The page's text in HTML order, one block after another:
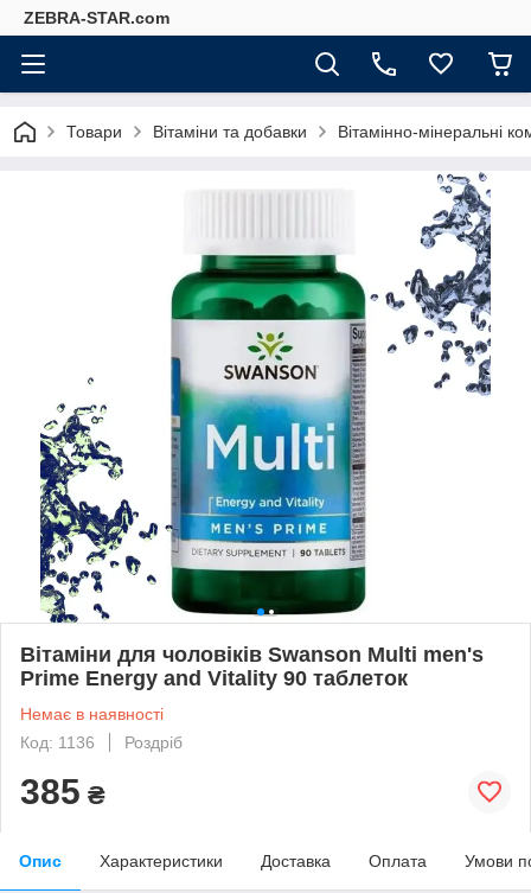
ZEBRA-STAR.com
Товари Вітаміни та добавки Вітамінно-мінеральні
Вітаміни для чоловіків Swanson Multi men's
Prime Energy and Vitality 90 таблеток
Немає в наявності
Код: 1136
Роздріб
385 ₴
Опис Характеристики Доставка Оплата Умови